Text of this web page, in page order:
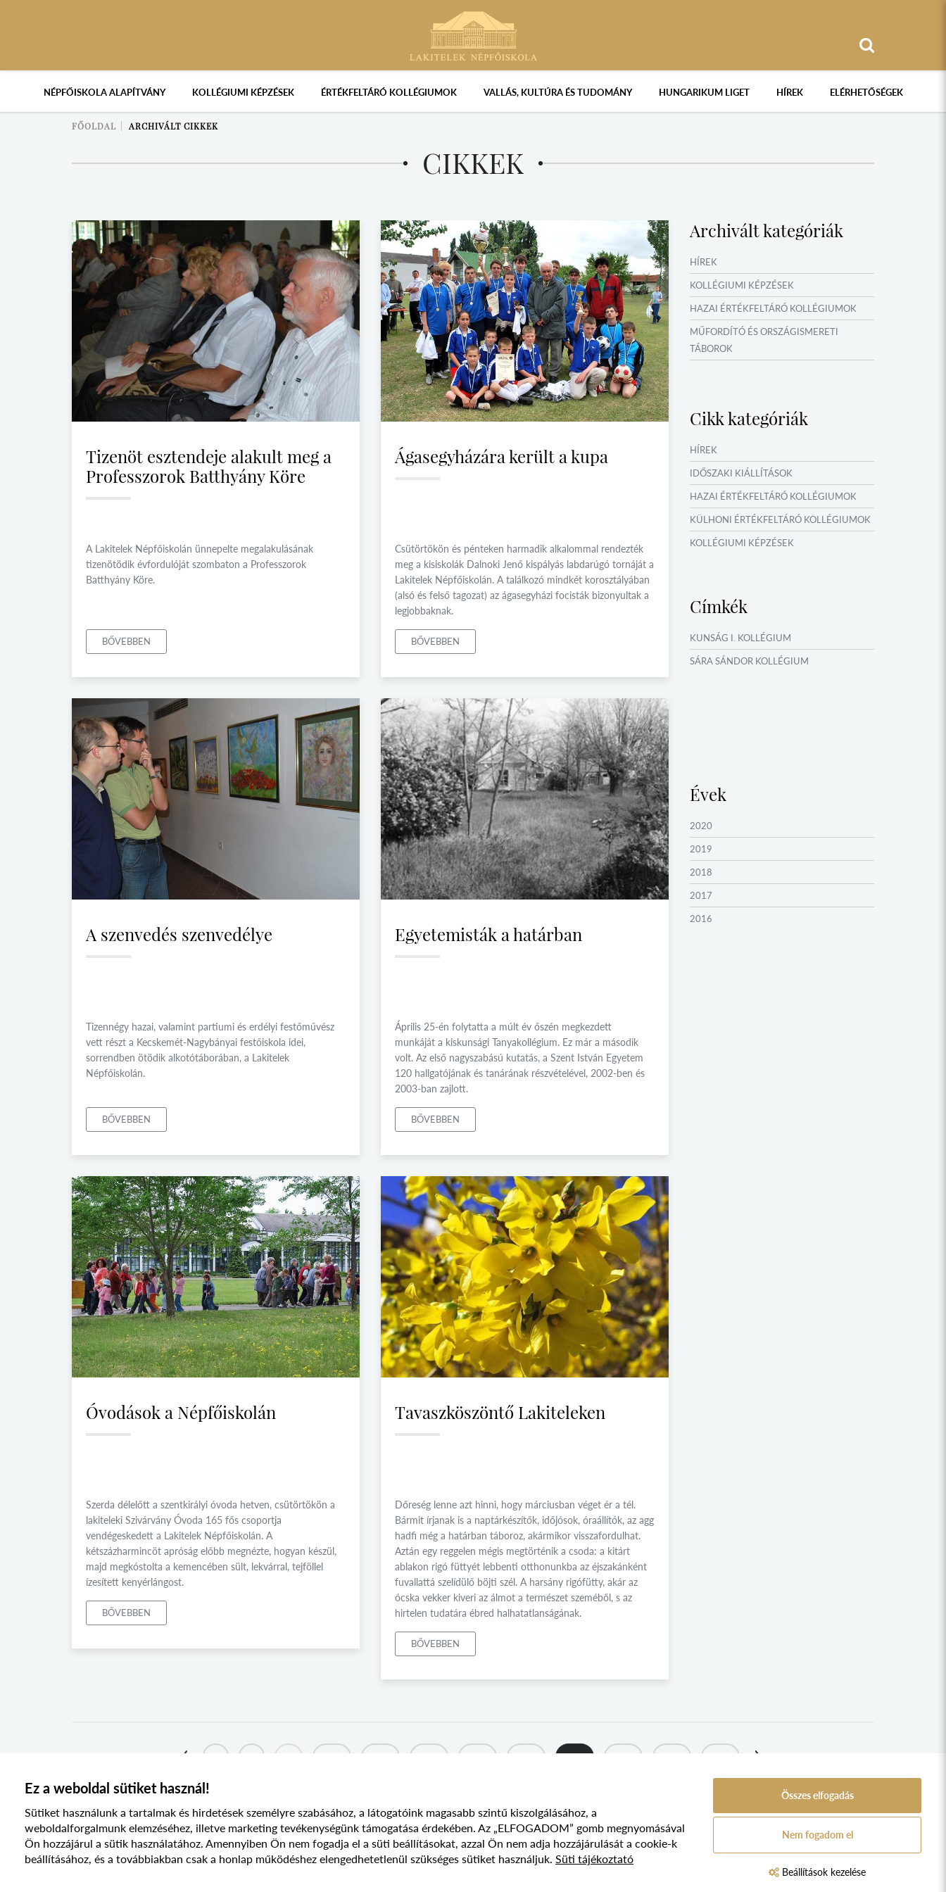
NÉPFŐISKOLA ALAPÍTVÁNY KOLLÉGIUMI KÉPZÉSEK ÉRTÉKFELTÁRÓ KOLLÉGIUMOK VALLÁS, KULTÚRA ÉS TUDOMÁNY HUNGARIKUM LIGET HÍREK ELÉRHETŐSÉGEK
FŐOLDAL ARCHIVÁLT CIKKEK
CIKKEK
Tizenöt esztendeje alakult meg a
Professzorok Batthyány Köre
A Lakitelek Népfőiskolán ünnepelte megalakulásának
tizenötödik évfordulóját szombaton a Professzorok
Batthyány Köre.
BŐVEBBEN
Ágasegyházára került a kupa
Csütörtökön és pénteken harmadik alkalommal rendezték
meg a kisiskolák Dalnoki Jenő kispályás labdarúgó tornáját a
Lakitelek Népfőiskolán. A találkozó mindkét korosztályában
(alsó és felső tagozat) az ágasegyházi focisták bizonyultak a
legjobbaknak.
BŐVEBBEN
A szenvedés szenvedélye
Tizennégy hazai, valamint partiumi és erdélyi festőművész
vett részt a Kecskemét-Nagybányai festőiskola idei,
sorrendben ötödik alkotótáborában, a Lakitelek
Népfőiskolán.
BŐVEBBEN
Egyetemisták a határban
Április 25-én folytatta a múlt év őszén megkezdett
munkáját a kiskunsági Tanyakollégium. Ez már a második
volt. Az első nagyszabású kutatás, a Szent István Egyetem
120 hallgatójának és tanárának részvételével, 2002-ben és
2003-ban zajlott.
BŐVEBBEN
Óvodások a Népfőiskolán
Szerda délelőtt a szentkirályi óvoda hetven, csütörtökön a
lakiteleki Szivárvány Óvoda 165 fős csoportja
vendégeskedett a Lakitelek Népfőiskolán. A
kétszázharmincöt apróság előbb megnézte, hogyan készül,
majd megkóstolta a kemencében sült, lekvárral, tejföllel
ízesített kenyérlángost.
BŐVEBBEN
Tavaszköszöntő Lakiteleken
Dőreség lenne azt hinni, hogy márciusban véget ér a tél.
Bármit írjanak is a naptárkészítők, időjósok, óraállítók, az agg
hadfi még a határban táboroz, akármikor visszafordulhat.
Aztán egy reggelen mégis megtörténik a csoda: a kitárt
ablakon rigó füttyét lebbenti otthonunkba az éjszakánként
fuvallattá szelídülő böjti szél. A harsány rigófütty, akár az
ócska vekker kiveri az álmot a természet szeméből, s az
hirtelen tudatára ébred halhatatlanságának.
BŐVEBBEN
Archivált kategóriák
HÍREK
KOLLÉGIUMI KÉPZÉSEK
HAZAI ÉRTÉKFELTÁRÓ KOLLÉGIUMOK
MŰFORDÍTÓ ÉS ORSZÁGISMERETI
TÁBOROK
Cikk kategóriák
HÍREK
IDŐSZAKI KIÁLLÍTÁSOK
HAZAI ÉRTÉKFELTÁRÓ KOLLÉGIUMOK
KÜLHONI ÉRTÉKFELTÁRÓ KOLLÉGIUMOK
KOLLÉGIUMI KÉPZÉSEK
TÁBOROK
OKTATÁS, KULTÚRA
Címkék
KUNSÁG I. KOLLÉGIUM
SÁRA SÁNDOR KOLLÉGIUM
Évek
2020
2019
2018
2017
2016
314
Süti szabályzat Adatvédelmi nyilatkozat Jogi nyilatkozat
© 2017 - 2026 NÉPFŐISKOLA ALAPÍTVÁNY, LAKITELEK. MINDEN JOG FENNTARTVA.
A Népfőiskola Alapítvány támogatója:
Ez a weboldal sütiket használ!
Sütiket használunk a tartalmak és hirdetések személyre szabásához, a látogatóink magasabb szintű kiszolgálásához, a
weboldalforgalmunk elemzéséhez, illetve marketing tevékenységünk támogatása érdekében. Az „ELFOGADOM” gomb megnyomásával
Ön hozzájárul a sütik használatához. Amennyiben Ön nem fogadja el a süti beállításokat, azzal Ön nem adja hozzájárulását a cookie-k
beállításához, és a továbbiakban csak a honlap működéshez elengedhetetlenül szükséges sütiket használjuk. Süti tájékoztató
Összes elfogadás
Nem fogadom el
Beállítások kezelése